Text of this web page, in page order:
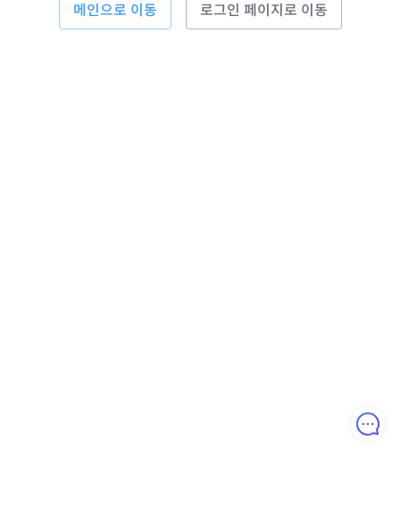
메인으로 이동 로그인 페이지로 이동